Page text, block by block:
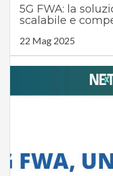
5G FWA: la
scalabile e
22 Mag 2025